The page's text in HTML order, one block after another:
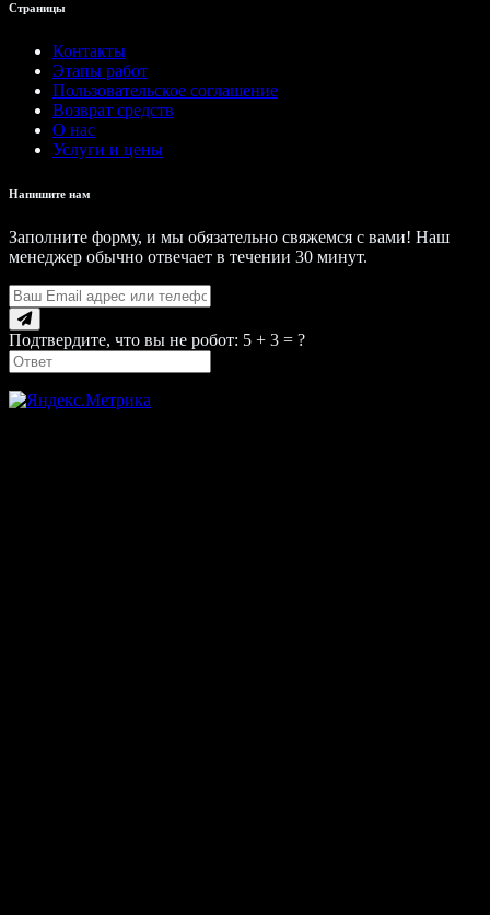
Страницы
Контакты
Этапы работ
Пользовательское соглашение
Возврат средств
О нас
Услуги и цены
Напишите нам
Заполните форму, и мы обязательно свяжемся с вами! Наш
менеджер обычно отвечает в течении 30 минут.
Подтвердите, что вы не робот: 5 + 3 = ?